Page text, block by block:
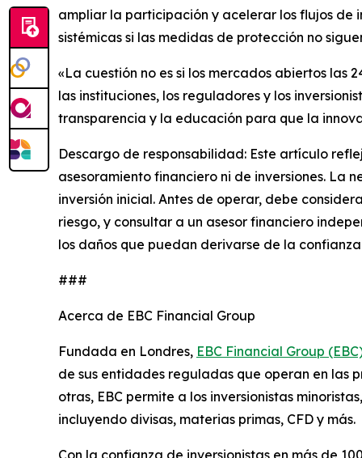
ampliar la participación y acelerar los flujos de
sistémicas si las medidas de protección no
«La cuestión no es si los mercados abiertos las
las instituciones, los reguladores y los
transparencia y la educación para que la
Descargo de responsabilidad: Este artículo
asesoramiento financiero ni de inversiones. La
inversión inicial. Antes de operar, debe
riesgo, y consultar a un asesor financiero
los daños que puedan derivarse de la
###
Acerca de EBC Financial Group
Fundada en Londres, EBC Financial Group
de sus entidades reguladas que operan en las
otras, EBC permite a los inversionistas
incluyendo divisas, materias primas, CFD y más.